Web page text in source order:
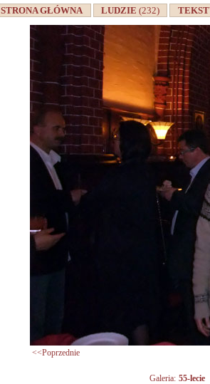
STRONA GŁÓWNA LUDZIE(232)
<<Poprzednie
Galeria: 55-lecie